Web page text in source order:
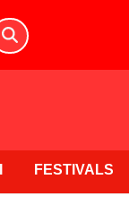
FESTIVALS